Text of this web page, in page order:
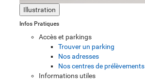
Illustration
Infos Pratiques
Accès et parkings
Trouver un parking
Nos adresses
Nos centres de prélèvements
Informations utiles